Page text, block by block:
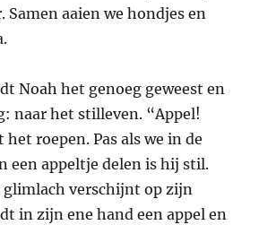
Samen aaien we hondjes en
Noah het genoeg geweest en
naar het stilleven. “Appel!
roepen. Pas als we in de
een appeltje delen is hij stil.
glimlach verschijnt op zijn
in zijn ene hand een appel en